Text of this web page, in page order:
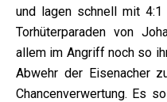
und lagen schnell mit 4:1
Torhüterparaden von
allem im Angriff noch so
Abwehr der Eisenacher
Chancenverwertung. Es